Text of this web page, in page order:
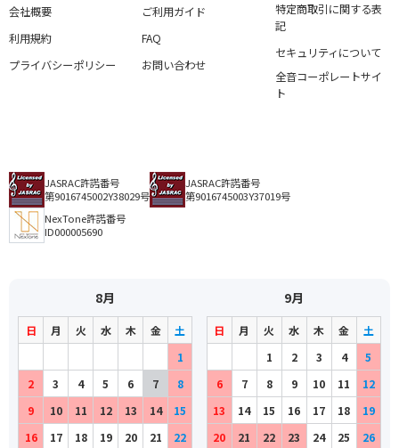
会社概要
利用規約
プライバシーポリシー
ご利用ガイド
FAQ
お問い合わせ
特定商取引に関する表
記
セキュリティについて
全音コーポレートサイ
ト
JASRAC許諾番号
第9016745002Y38029号
JASRAC許諾番号
第9016745003Y37019号
NexTone許諾番号
ID000005690
8月
日 月 火 水 木 金
土
1
2
3 4 5 6 7
8
9
10 11 12 13 14
15
16
17 18 19 20 21 22
9月
日 月 火 水 木 金
土
1
2 3 4
5
6
7 8 9 10 11
12
13
14 15 16 17 18
19
20
21 22 23 24 25 26